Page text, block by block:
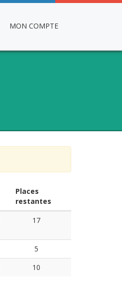
MON COMPTE
Places
restantes
17
5
10